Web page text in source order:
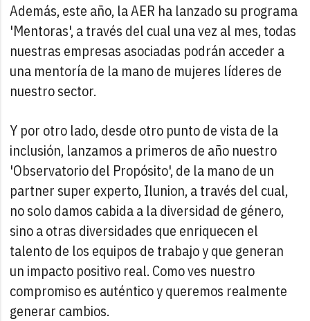
Además, este año, la AER ha lanzado su programa
'Mentoras', a través del cual una vez al mes, todas
nuestras empresas asociadas podrán acceder a
una mentoría de la mano de mujeres líderes de
nuestro sector.
Y por otro lado, desde otro punto de vista de la
inclusión, lanzamos a primeros de año nuestro
'Observatorio del Propósito', de la mano de un
partner super experto, Ilunion, a través del cual,
no solo damos cabida a la diversidad de género,
sino a otras diversidades que enriquecen el
talento de los equipos de trabajo y que generan
un impacto positivo real. Como ves nuestro
compromiso es auténtico y queremos realmente
generar cambios.